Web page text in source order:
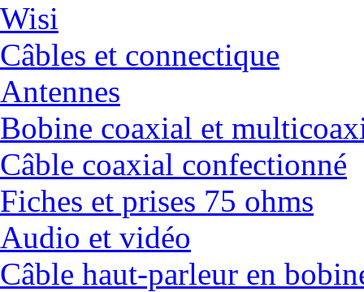
Wisi
Câbles et connectique
Antennes
Bobine coaxial et
Câble coaxial confectionné
Fiches et prises 75 ohms
Audio et vidéo
Câble haut-parleur en